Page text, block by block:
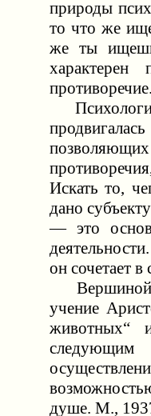
природы
то что же
же ты
противоречие.
позволяющих
Искать то,
дано
— это
он сочетает
Вершиной
учение
животных“
душе. М.,